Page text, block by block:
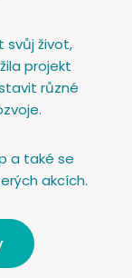
svůj život,
projekt
různé
a také se
akcích.